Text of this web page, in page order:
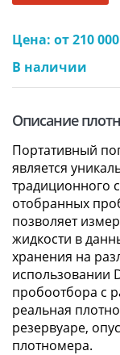
Цена: от 210
В наличии
Описание
Портативный
является
традиционного
отобранных
позволяет
жидкости в
хранения на
использовании
пробоотбора с
реальная
резервуаре,
плотномера.